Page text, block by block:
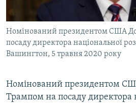
КРИМ РЕАЛІЇ
РУС
УКР
ДОЛУЧАЙСЯ!
Номінований президентом США
посаду директора національної
Вашингтон, 5 травня 2020 року
Номінований президентом
Трампом на посаду директора